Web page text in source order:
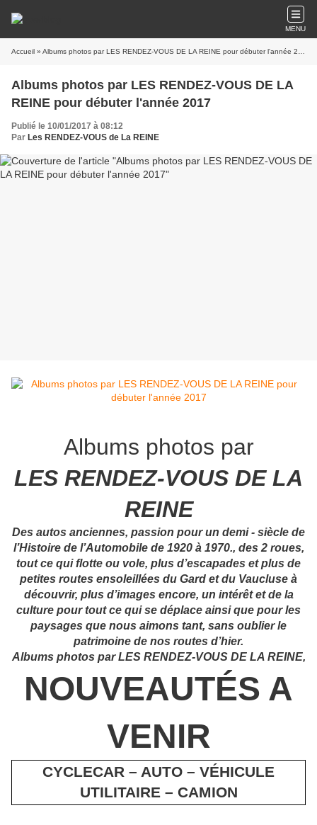
MENU
Accueil » Albums photos par LES RENDEZ-VOUS DE LA REINE pour débuter l'année 2017
Albums photos par LES RENDEZ-VOUS DE LA
REINE pour débuter l'année 2017
Publié le 10/01/2017 à 08:12
Par Les RENDEZ-VOUS de La REINE
Albums photos par
LES RENDEZ-VOUS DE LA
REINE
Des autos anciennes, passion pour un demi - siècle de
l’Histoire de l’Automobile de 1920 à 1970., des 2 roues,
tout ce qui flotte ou vole, plus d’escapades et plus de
petites routes ensoleillées du Gard et du Vaucluse à
découvrir, plus d’images encore, un intérêt et de la
culture pour tout ce qui se déplace ainsi que pour les
paysages que nous aimons tant, sans oublier le
patrimoine de nos routes d’hier.
Albums photos par LES RENDEZ-VOUS DE LA REINE,
NOUVEAUTÉS A
VENIR
CYCLECAR – AUTO – VÉHICULE
UTILITAIRE – CAMION